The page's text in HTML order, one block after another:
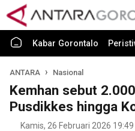
Kabar Gorontalo
ANTARA Nasional
Kemhan sebut
Pusdikkes hingga
Kamis, 26 Februari 2026 19:49